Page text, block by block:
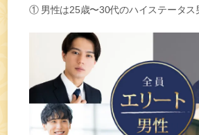
① 男性は25歳〜30代のハイステータス